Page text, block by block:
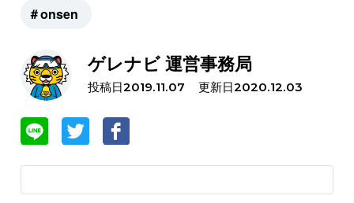
＃onsen
ゲレナビ 運営事務局
投稿日2019.11.07 更新日2020.12.03